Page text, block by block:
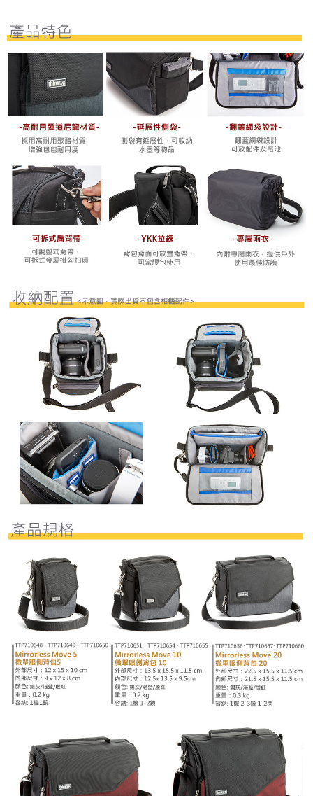
時審查核予不同之上限額度；若仍有額度不足之情形，本公司將視審查結果
請求用戶進行身份認證。
５．嚴禁一人註冊多個帳號或使用他人資訊註冊。若發現惡意使用之情形，
恩沛科技股份有限公司將有權停止該用戶之使用額度並採取法律行動。